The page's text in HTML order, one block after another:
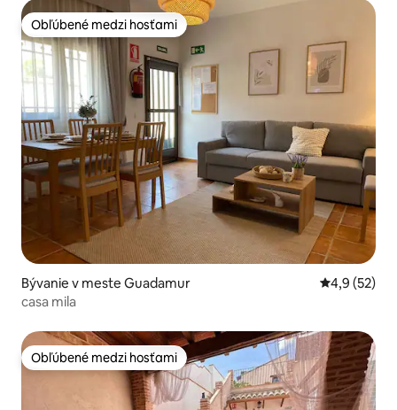
Obľúbené medzi hosťami
Obľúbené medzi hosťami
Bývanie v meste Guadamur Priemerné
4,9 (52)
casa mila
Obľúbené medzi hosťami
Obľúbené medzi hosťami